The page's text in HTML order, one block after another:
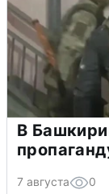
В
7 августа 0